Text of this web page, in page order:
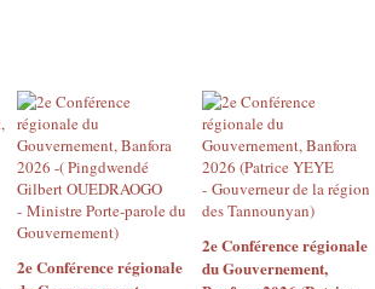
2e Conférence régionale
2e Conférence régionale
du Gouvernement,